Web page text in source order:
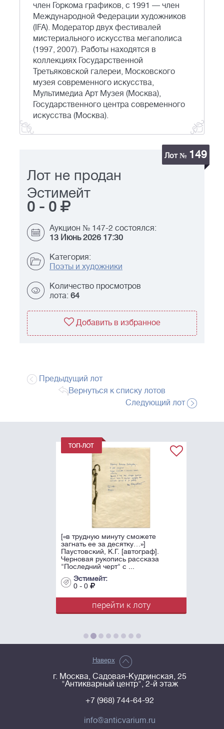
член Горкома графиков, с 1991 — член
Международной Федерации художников
(IFA). Модератор двух фестивалей
мистериального искусства мегаполиса
(1997, 2007). Работы находятся в
коллекциях Государственной
Третьяковской галереи, Московского
музея современного искусства,
Мультимедиа Арт Музея (Москва),
Государственного центра современного
искусства (Москва).
Лот № 149
Лот не продан
Эстимейт
0 - 0
Аукцион № 147-2 состоялся:
13 Июнь 2026 17:30
Категория:
Поэты и художники
Количество просмотров
лота: 64
Добавить в избранное
Предыдущий лот
Вернуться к списку лотов
Следующий лот
[«в трудную минуту сможете
загнать ее за десятку…»]
Паустовский, К.Г. [автограф].
Черновая рукопись рассказа
"Последний черт" с ...
Эстимейт:
0 - 0
перейти к лоту
Наверх
г. Москва, Садовая-Кудринская, 25
"Антикварный центр", 2-й этаж
+7 (968) 744-64-92
info@anticvarium.ru